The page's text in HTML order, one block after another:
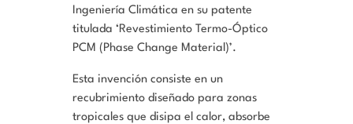
Ingeniería Climática en su patente
titulada ‘Revestimiento Termo-Óptico
PCM (Phase Change Material)’.
Esta invención consiste en un
recubrimiento diseñado para zonas
tropicales que disipa el calor, absorbe